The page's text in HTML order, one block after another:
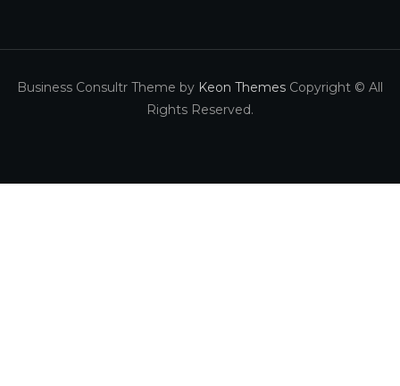
Business Consultr Theme by Keon Themes Copyright © All
Rights Reserved.